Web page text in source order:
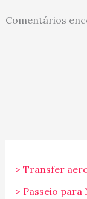
Comentários
> Transfer
> Passeio para